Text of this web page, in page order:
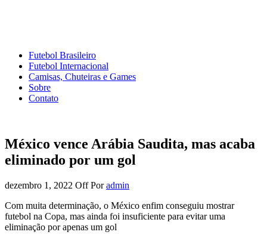
Futebol Brasileiro
Futebol Internacional
Camisas, Chuteiras e Games
Sobre
Contato
México vence Arábia Saudita, mas acaba
eliminado por um gol
dezembro 1, 2022 OffPor admin
Com muita determinação, o México enfim conseguiu mostrar
futebol na Copa, mas ainda foi insuficiente para evitar uma
eliminação por apenas um gol